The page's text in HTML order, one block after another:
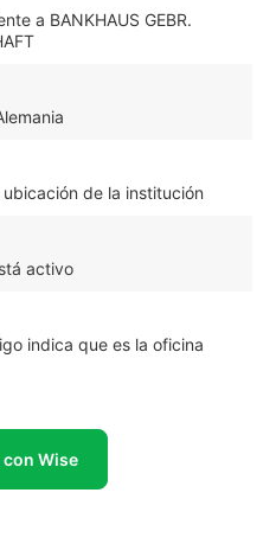
a BANKHAUS GEBR.
de la institución
activo
indica que es la oficina
Wise